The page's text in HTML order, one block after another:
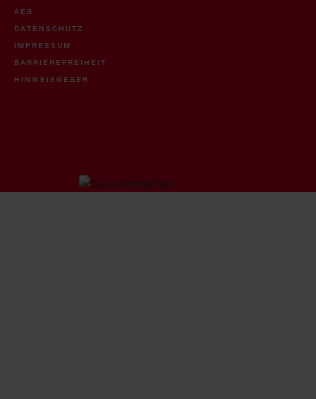
AEB
DATENSCHUTZ
IMPRESSUM
BARRIEREFREIHEIT
HINWEISGEBER